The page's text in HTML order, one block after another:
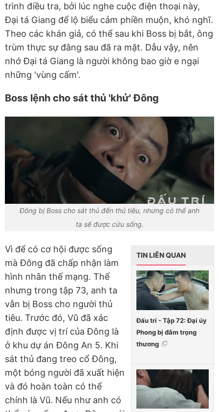
trình điều tra, bởi lúc nghe cuộc điện thoại này,
Đại tá Giang để lộ biểu cảm phiền muộn, khó nghĩ.
Theo các khán giả, có thể sau khi Boss bị bắt, ông
trùm thực sự đằng sau đã ra mặt. Dẫu vậy, nên
nhớ Đại tá Giang là người không bao giờ e ngại
những 'vùng cấm'.
Boss lệnh cho sát thủ 'khử' Đông
Đông bị Boss cho sát thủ đến thủ tiêu, nhưng có thể anh
ta sẽ được cứu sống.
TIN LIÊN QUAN
Đấu trí - Tập 72: Đại úy
Phong bị đâm trọng
thương
Vì để có cơ hội được sống
mà Đông đã chấp nhận làm
hình nhân thế mạng. Thế
nhưng trong tập 73, anh ta
vẫn bị Boss cho người thủ
tiêu. Trước đó, Vũ đã xác
định được vị trí của Đông là
ở khu dự án Đông An 5. Khi
sát thủ đang treo cổ Đông,
một bóng người đã xuất hiện
và đó hoàn toàn có thể
chính là Vũ. Nếu như anh có